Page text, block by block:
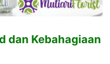
dan Kebahagiaan